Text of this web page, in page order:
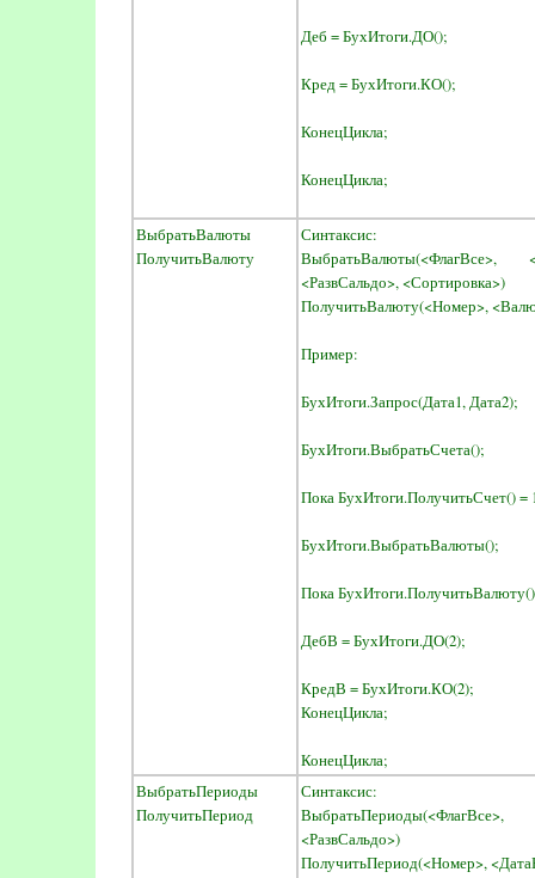
Деб = БухИтоги.ДО();
Кред = БухИтоги.КО();
КонецЦикла;
КонецЦикла;
ВыбратьВалюты
ПолучитьВалюту
Синтаксис:
<РазвСальдо>, <Сортировка>)
ПолучитьВалюту(<Номер>,
Пример:
БухИтоги.Запрос(Дата1, Дата2);
БухИтоги.ВыбратьСчета();
Пока БухИтоги.ПолучитьСчет() =
БухИтоги.ВыбратьВалюты();
Пока
ДебВ = БухИтоги.ДО(2);
КредВ = БухИтоги.КО(2);
КонецЦикла;
КонецЦикла;
ВыбратьПериоды
ПолучитьПериод
Синтаксис:
<РазвСальдо>)
ПолучитьПериод(<Номер>,